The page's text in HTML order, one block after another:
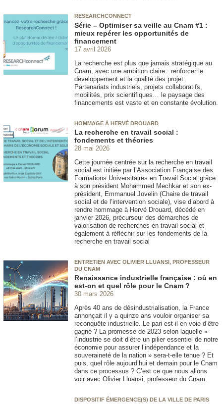
RESEARCHCONNECT
Série – Optimiser sa veille au Cnam #1 :
mieux repérer les opportunités de
financement
17 avril 2026
La recherche est plus que jamais stratégique au
Cnam, avec une ambition claire : renforcer le
développement et la qualité des projet.
Partenariats industriels, projets collaboratifs,
mobilités, prix scientifiques… le paysage des
financements est vaste et en constante évolution.
HOMMAGE À HERVÉ DROUARD
La recherche en travail social :
fondements et théories
28 mai 2026
Cette journée centrée sur la recherche en travail
social est initiée par l’Association Française des
Formations Universitaires en Travail Social grâce
à son président Mohammed Mechkar et son ex-
président, Emmanuel Jovelin (Chaire de travail
social et de l’intervention sociale), vise d’abord à
rendre hommage à Hervé Drouard, décédé en
janvier 2026, précurseur des démarches de
valorisation de recherches en travail social et
également à réfléchir sur les fondements de la
recherche en travail social
ENTRETIEN AVEC OLIVIER LLUANSI, PROFESSEUR
DU CNAM
Renaissance industrielle française : où en
est-on et quel rôle pour le Cnam ?
30 mars 2026
Après 40 ans de désindustrialisation, la France
annonçait il y a quinze ans vouloir organiser sa
reconquête industrielle. Le pari est-il en voie d’être
gagné ? La promesse de 2023 selon laquelle «
l’industrie se doit d’être un pilier essentiel de notre
économie pour assurer l’indépendance et la
souveraineté de la nation » sera-t-elle tenue ? Et
puis, quel rôle aujourd’hui et demain pour le Cnam
dans ce processus ? C’est ce que nous allons
voir avec Olivier Lluansi, professeur du Cnam.
DISPOSITIF ÉMERGENCE(S) DE LA VILLE DE PARIS